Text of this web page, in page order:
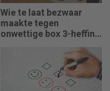
Wie te laat bezwaar
maakte tegen
onwettige box 3-heffing